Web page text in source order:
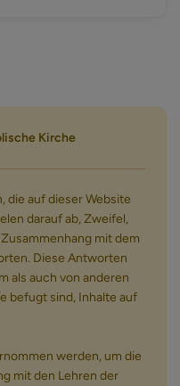
Kirche
die auf dieser Website
darauf ab, Zweifel,
mit dem
Diese Antworten
als auch von anderen
befugt sind, Inhalte auf
werden, um die
mit den Lehren der